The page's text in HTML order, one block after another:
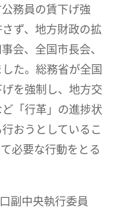
務員の賃下げ強
ず、地方財政の拡
会、全国市長会、
た。総務省が全国
を強制し、地方交
「行革」の進捗状
おうとしているこ
必要な行動をとる
副中央執行委員